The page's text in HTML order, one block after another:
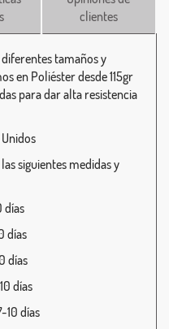
clientes
tamaños y
en Poliéster desde 115gr
para dar alta resistencia
siguientes medidas y
días
días
días
días
10 días